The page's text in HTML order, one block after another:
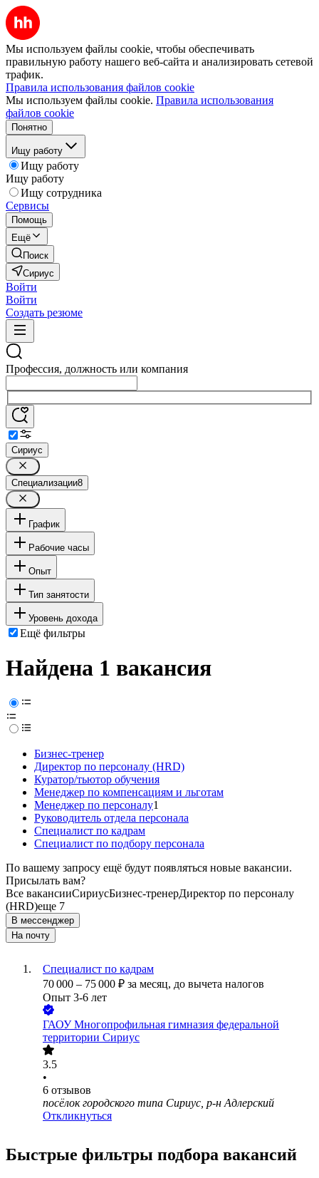
Мы используем файлы cookie, чтобы обеспечивать
правильную работу нашего веб-сайта и анализировать сетевой
трафик.
Правила использования файлов cookie
Мы используем файлы cookie. Правила использования
файлов cookie
Понятно
Ищу работу
Ищу работу
Ищу работу
Ищу сотрудника
Сервисы
Помощь
Ещё
Поиск
Сириус
Войти
Войти
Создать резюме
Профессия, должность или компания
Сириус
Специализации8
График
Рабочие часы
Опыт
Тип занятости
Уровень дохода
Ещё фильтры
Найдена 1 вакансия
Бизнес-тренер
Директор по персоналу (HRD)
Куратор/тьютор обучения
Менеджер по компенсациям и льготам
Менеджер по персоналу1
Руководитель отдела персонала
Специалист по кадрам
Специалист по подбору персонала
По вашему запросу ещё будут появляться новые вакансии.
Присылать вам?
Все вакансииСириусБизнес-тренерДиректор по персоналу
(HRD)еще 7
В мессенджер
На почту
Специалист по кадрам
70 000 – 75 000 ₽ за месяц, до вычета налогов
Опыт 3-6 лет
ГАОУ Многопрофильная гимназия федеральной
территории Сириус
3.5
•
6 отзывов
посёлок городского типа Сириус, р-н Адлерский
Откликнуться
Быстрые фильтры подбора вакансий